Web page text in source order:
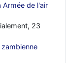
Armée de l'air
23